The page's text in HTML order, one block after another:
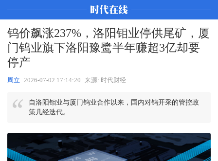
钨价飙涨237%，洛阳钼业停供尾矿，厦
门钨业旗下洛阳豫鹭半年赚超3亿却要
停产
周立 2026-07-02 17:14:20 来源: 时代财经
自洛阳钼业与厦门钨业合作以来，国内对钨开采的管控政
策几经迭代。